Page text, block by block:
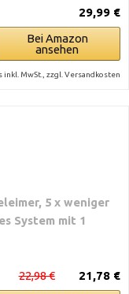
29,99 €
Bei Amazon
ansehen
inkl. MwSt., zzgl. Versandkosten
5 x weniger
System mit 1
21,78 €
22,98 €